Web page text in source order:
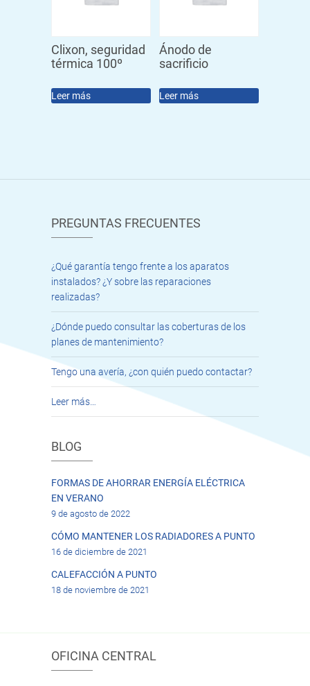
Clixon, seguridad
térmica 100º
Leer más
Ánodo de
sacrificio
Leer más
PREGUNTAS FRECUENTES
¿Qué garantía tengo frente a los aparatos
instalados? ¿Y sobre las reparaciones
realizadas?
¿Dónde puedo consultar las coberturas de los
planes de mantenimiento?
Tengo una avería, ¿con quién puedo contactar?
Leer más…
BLOG
FORMAS DE AHORRAR ENERGÍA ELÉCTRICA
EN VERANO
9 de agosto de 2022
CÓMO MANTENER LOS RADIADORES A PUNTO
16 de diciembre de 2021
CALEFACCIÓN A PUNTO
18 de noviembre de 2021
OFICINA CENTRAL